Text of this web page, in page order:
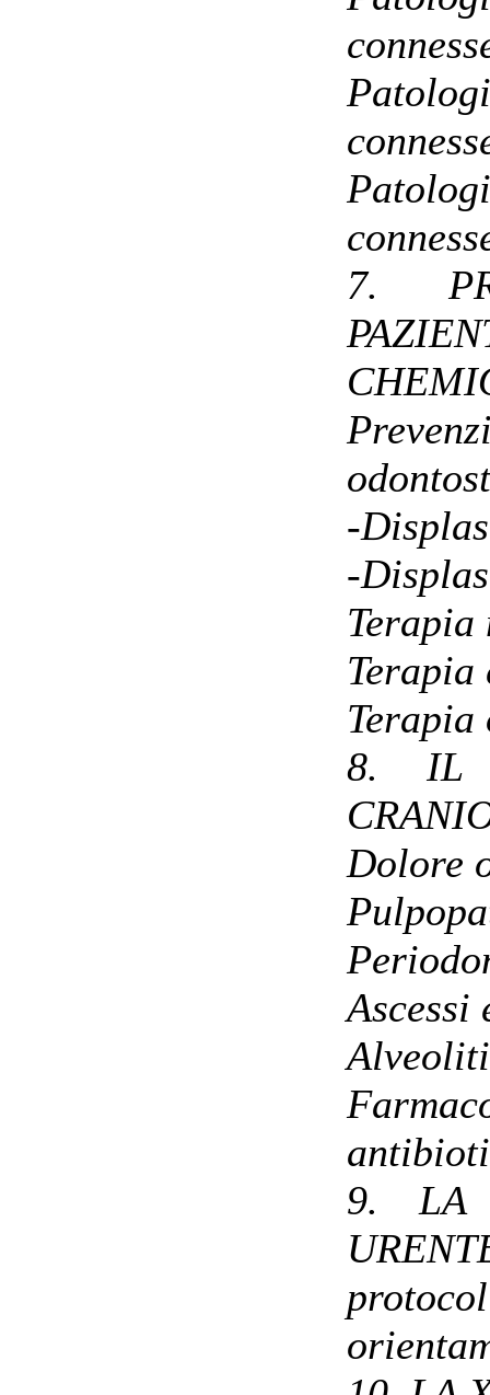
7.
-
-
Terapia
8. IL
Dolore
Ascessi
9. LA